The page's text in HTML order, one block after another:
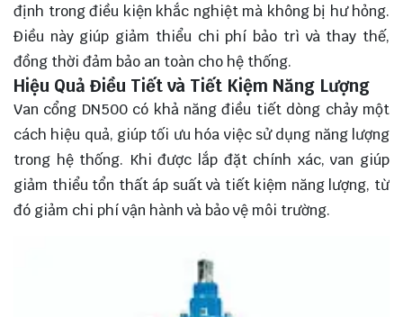
định trong điều kiện khắc nghiệt mà không bị hư hỏng.
Điều này giúp giảm thiểu chi phí bảo trì và thay thế,
đồng thời đảm bảo an toàn cho hệ thống.
Hiệu Quả Điều Tiết và Tiết Kiệm Năng Lượng
Van cổng DN500 có khả năng điều tiết dòng chảy một
cách hiệu quả, giúp tối ưu hóa việc sử dụng năng lượng
trong hệ thống. Khi được lắp đặt chính xác, van giúp
giảm thiểu tổn thất áp suất và tiết kiệm năng lượng, từ
đó giảm chi phí vận hành và bảo vệ môi trường.